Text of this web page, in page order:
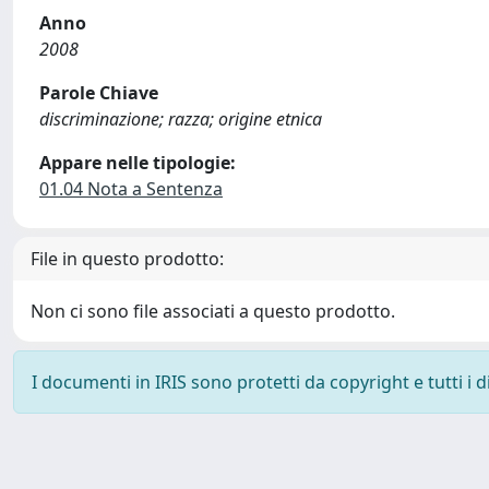
Anno
2008
Parole Chiave
discriminazione; razza; origine etnica
Appare nelle tipologie:
01.04 Nota a Sentenza
File in questo prodotto:
Non ci sono file associati a questo prodotto.
I documenti in IRIS sono protetti da copyright e tutti i